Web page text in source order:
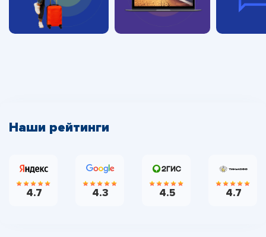
Наши рейтинги
4.7 4.3 4.5 4.7